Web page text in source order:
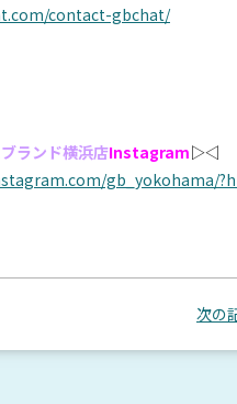
contact-gbchat/
ランド横浜店Instagram▷◁
gb_yokohama/
次の